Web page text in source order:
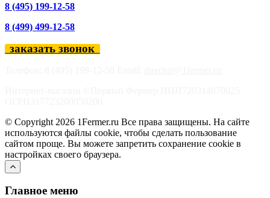
8 (495) 199-12-58
8 (499) 499-12-58
заказать звонок
© Copyright 2026 1Fermer.ru Все права защищены. На сайте
используются файлы cookie, чтобы сделать пользование
сайтом проще. Вы можете запретить сохранение cookie в
настройках своего браузера.
Главное меню